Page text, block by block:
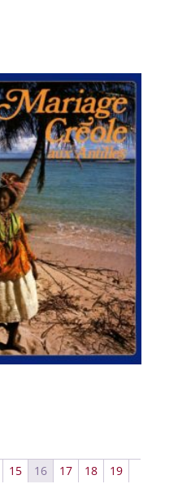
15 16 17 18
19